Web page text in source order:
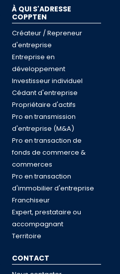
À QUI S'ADRESSE
COPPTEN
Créateur / Repreneur
d'entreprise
Entreprise en
développement
Investisseur individuel
Cédant d'entreprise
Propriétaire d'actifs
Pro en transmission
d'entreprise (M&A)
Pro en transaction de
fonds de commerce &
commerces
Pro en transaction
d'immobilier d'entreprise
Franchiseur
Expert, prestataire ou
accompagnant
Territoire
CONTACT